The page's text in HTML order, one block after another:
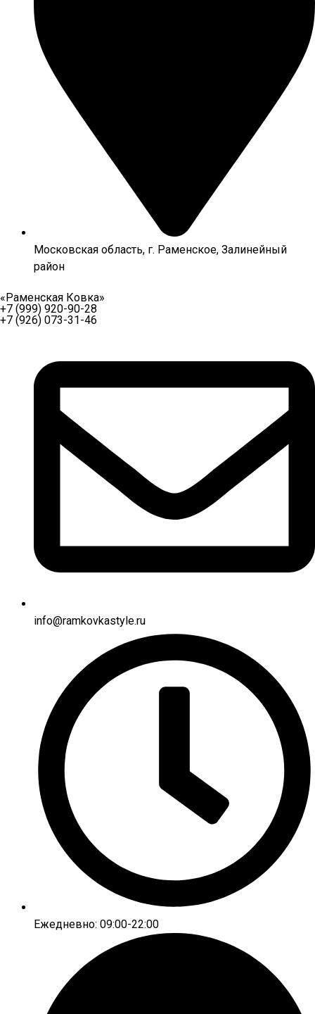
Московская область, г. Раменское, Залинейный
район
«Раменская Ковка»
+7 (999) 920-90-28
+7 (926) 073-31-46
info@ramkovkastyle.ru
Ежедневно: 09:00-22:00